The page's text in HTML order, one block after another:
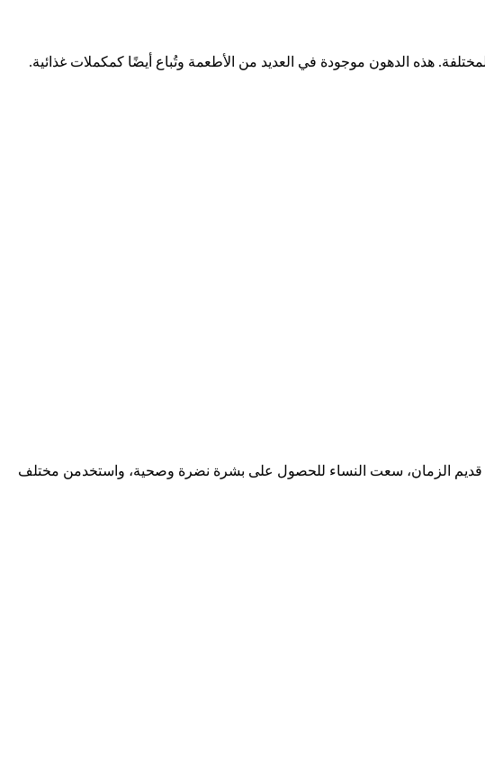
المختلفة. هذه الدهون موجودة في العديد من الأطعمة وتُباع أيضًا كمكملات غذائية.
قديم الزمان، سعت النساء للحصول على بشرة نضرة وصحية، واستخدمن مختلف